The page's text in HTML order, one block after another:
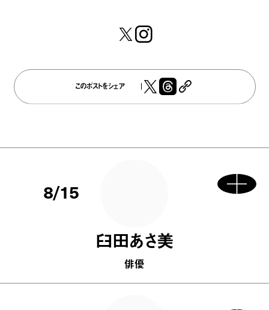
このポストをシェア
8/15
臼田あさ美
俳優